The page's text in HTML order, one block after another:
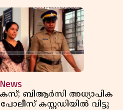
News
ബിആർസി അധ്യാപിക
കസ്റ്റഡിയിൽ വിട്ടു